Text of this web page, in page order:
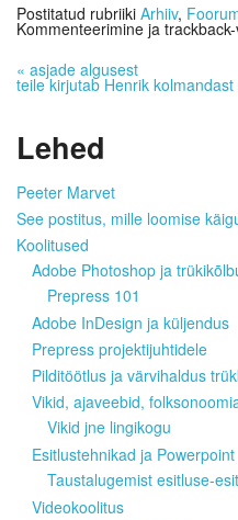
Postitatud rubriiki Arhiiv,
Kommenteerimine ja
« asjade algusest
teile kirjutab Henrik kolmandast
Lehed
Peeter Marvet
See postitus, mille loomise
Koolitused
Adobe Photoshop ja
Prepress 101
Adobe InDesign ja küljendus
Prepress projektijuhtidele
Pilditöötlus ja värvihaldus
Vikid, ajaveebid,
Vikid jne lingikogu
Esitlustehnikad ja Powerpoint
Taustalugemist esitluse-
Videokoolitus